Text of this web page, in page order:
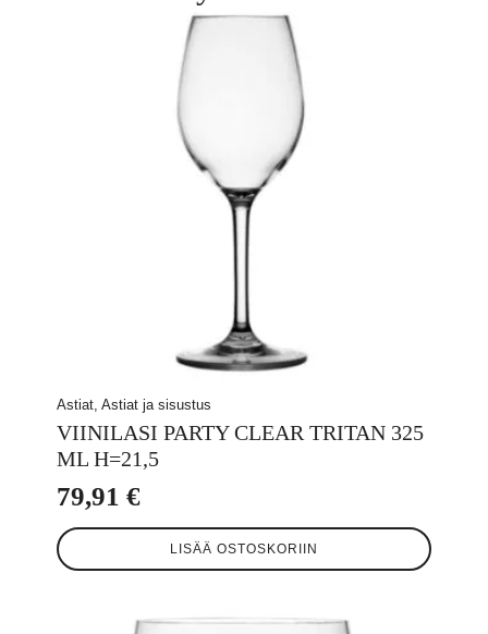
Astiat, Astiat ja sisustus
VIINILASI PARTY CLEAR TRITAN 325
ML H=21,5
79,91 €
LISÄÄ OSTOSKORIIN